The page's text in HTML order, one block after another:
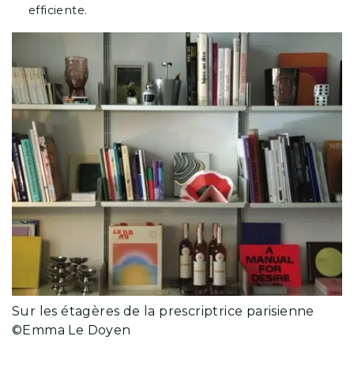
efficiente.
Sur les étagères de la prescriptrice parisienne
©Emma Le Doyen